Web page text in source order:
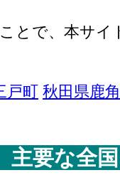
とで、本サ
戸町 秋田県鹿
主要な全